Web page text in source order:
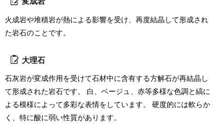
火成岩や堆積岩が熱による影響を受け、再度結晶して形成され
た岩石のことです。
大理石
石灰岩が変成作用を受けて石材中に含有する方解石が再結晶し
て形成された岩石です。 白、ベージュ、赤等多様な色調と縞に
よる模様によって多彩な表情をしています。 硬度的には軟らか
く、特に酸に弱い性質があります。